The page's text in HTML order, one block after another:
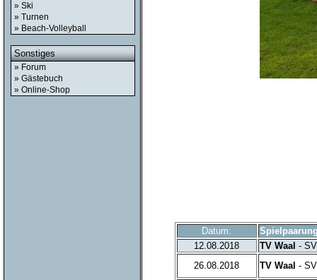
» Ski
» Turnen
» Beach-Volleyball
Sonstiges
» Forum
» Gästebuch
» Online-Shop
Datum: Spielpaarung
12.08.2018
TV Waal -
26.08.2018
TV Waal -